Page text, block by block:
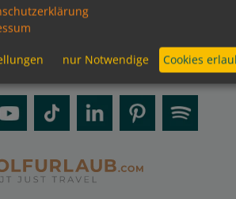
nur Notwendige Cookies